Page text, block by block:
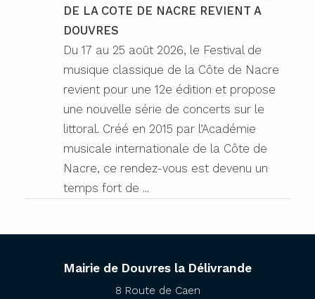
DE LA COTE DE NACRE REVIENT A
DOUVRES
Du 17 au 25 août 2026, le Festival de
musique classique de la Côte de Nacre
revient pour une 12e édition et propose
une nouvelle série de concerts sur le
littoral. Créé en 2015 par l’Académie
musicale internationale de la Côte de
Nacre, ce rendez-vous est devenu un
temps fort de ...
Mairie de Douvres la Délivrande
8 Route de Caen